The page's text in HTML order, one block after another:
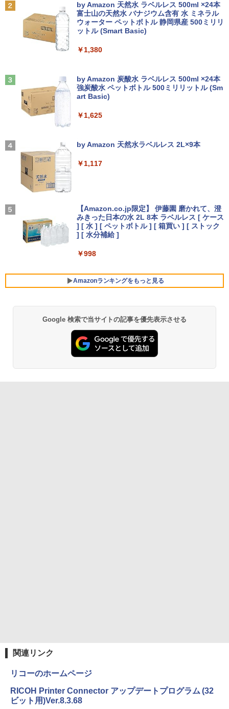
＼マラソン限定値引／福袋 6点セット ノ
ートパソコン 新品 Intel Pentium GOLD
6500Y メモリ8GB SSD256GB Windows
チ フルHD ノートPC 初心者 学生 在宅ワ
￥28,800
2 2in1 ノートパソコン 83HKS00M00 Ch
romeOS MediaTek Kompanio 838 メモ
リ4GB eMMC64GB 10.95インチ タッチ
対応 再生品Sランク
超得2,500円OFF&P2倍｜第8世代 office
付き｜楽天1位 三冠獲得｜豪華特典付き
｜最大180日保証｜Core i5 第8世代｜中
古ノートパソコン Windows11 office付
き｜15.6型 テンキー付き｜ノートパソコ
｜パソコン｜PC｜中古PC
【エントリーでポイント10倍】 【Cラン
ク 訳あり】中古 ノートパソコン VAIO Pr
o PK 第10世代 Core i5 1035G1 メモリ1
6GB SSD 256GB Windows11 Pro 14イ
【マラソン値引中！ 当日出荷の新品】デ
スクトップPC デスクトップパソコン ビ
ジネス Ryzen5 5600GT Windows11 SS
ム ゲーミングパソコン ゲーミングPC マ
￥56,050
en 5 PRO 6650H 16GB 512GB】4.5GH
z 6コア 12スレッド OCuLink Windows
11 Pro LPDDR5 6400MT/s 16T増設 3画
面2.5GbpsLAN Bluetooth5.2 WiFi HD
￥78,248
[VETESA正規販売店]デスクトップパソ
コン PC 一体型 新品 Windows11 27型 C
ore i7 第4世代 Office付き メモリ16GB
ク
【ポイント10倍：8月3日20時00分から8
月11日01時59分まで】 [ジャンク] mous
e(マウス) G-Tune E5-165 ゲーミングノ
ートパソコン 2208E5-165-ADLABW11 2
EIZO IIYAMA 三菱 富士通 NEC IO-DATA
Dell HP PHILIPS等 液晶ディスプレイ
【中古】
【500円クーポン＋ポイント最大31.5%還
元！】モバイルモニター 15.6 インチ FH
D 1920×1080 1080P Fast IPS パネル 非
g スピーカー内蔵 Type-C/HDMI 接続 PS
￥8,490
0 フルHD IPSパネル 非光沢 HDR スピー
カー内蔵 保護カバー付き 軽量 薄型 Type
-C ミニHDMI 在宅 テレワーク simplus
シンプラス SP-MBM156 【送料無料】
￥11,699
5
【楽天1位常連・超800冠獲得】黒/白 モ
00Hz /180Hz/165Hz/100Hz ゲーミングモ
ニター 非光沢 スピーカー内蔵 HDR/Free
sync/VESA cocopar HG-238
￥13,999
￥1,760
転生したら第七王子だったので、気まま
￥825
答案 エピソード19（2026年版） [ ふぞ
ろいな合格答案プロジェクトチーム ]
￥2,860
Anker Soundcore P31i ブラック
￥5,990
ラック
￥14,990
レスイヤホン bluetooth イヤホン V12 小型
軽量 ブルートゥースHi-Fi 最大36時間再生 ぶ
るーとゅーす コードレス ENCノイズキャン
セリング 自動ペアリング Type-C充電 マイク
￥1,964
Xiaomi シャオミ REDMI Buds 8 Lite ワイヤ
リング ANC 36時間再生
BRUCE WAYNE feat. Flo Milli, ATL Jacob
[Explicit]
￥250
￥250
￥250
by Amazon 天然水 ラベルレス 500ml ×24本
富士山の天然水 バナジウム含有 水 ミネラル
ウォーター ペットボトル 静岡県産 500ミリリ
ットル (Smart Basic)
￥1,380
by Amazon 炭酸水 ラベルレス 500ml ×24本
強炭酸水 ペットボトル 500ミリリットル (Sm
art Basic)
￥1,625
by Amazon 天然水ラベルレス 2L×9本
￥1,117
【Amazon.co.jp限定】 伊藤園 磨かれて、澄
みきった日本の水 2L 8本 ラベルレス [ ケース
] [ 水 ] [ ペットボトル ] [ 箱買い ] [ ストック
] [ 水分補給 ]
￥998
Amazonランキングをもっと見る
薬屋のひとりごと 17巻 (デジタル版ビッグガ
ンガンコミックス)
￥770
Google 検索で当サイトの記事を優先表示させる
関連リンク
リコーのホームページ
RICOH Printer Connector アップデートプログラム (32
ビット用)Ver.8.3.68